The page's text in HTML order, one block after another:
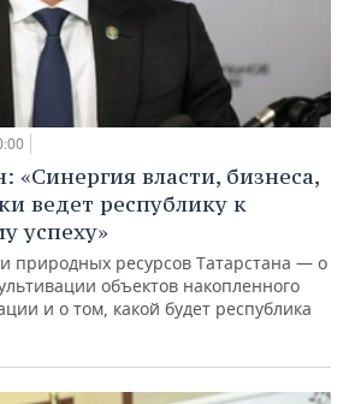
«Синергия власти, бизнеса,
ведет республику к
успеху»
природных ресурсов Татарстана — о
объектов накопленного
и о том, какой будет республика